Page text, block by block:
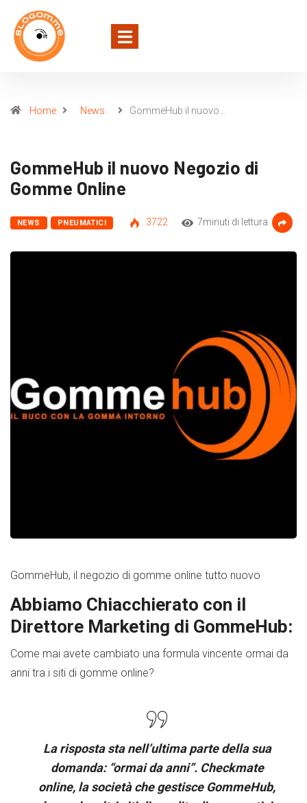
Home News GommeHub il nuovo…
GommeHub il nuovo Negozio di
Gomme Online
NEWS PNEUMATICI 3722 7minuti di lettura
GommeHub, il negozio di gomme online tutto nuovo
Abbiamo Chiacchierato con il
Direttore Marketing di GommeHub:
Come mai avete cambiato una formula vincente ormai da
anni tra i siti di gomme online?
La risposta sta nell’ultima parte della sua
domanda: “ormai da anni”. Checkmate
online, la società che gestisce GommeHub,